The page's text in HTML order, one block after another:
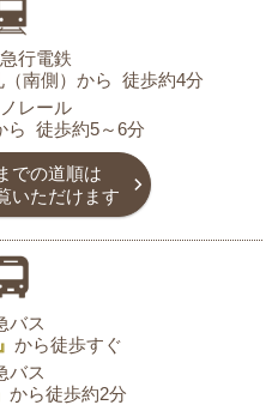
行電鉄
（南側）から 徒歩約4分
レール
ら徒歩約5～6分
での道順は
いただけます
バス
から徒歩すぐ
バス
から徒歩約2分